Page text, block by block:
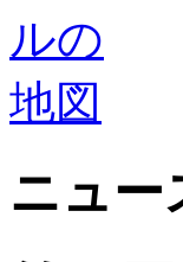
ニュー